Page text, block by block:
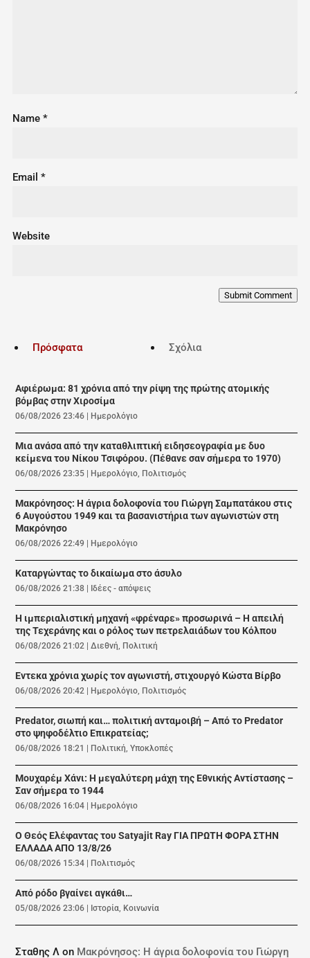
Name *
Email *
Website
Submit Comment
Πρόσφατα Σχόλια
Αφιέρωμα: 81 χρόνια από την ρίψη της πρώτης ατομικής
βόμβας στην Χιροσίμα
06/08/2026 23:46 Ημερολόγιο
Μια ανάσα από την καταθλιπτική ειδησεογραφία με δυο
κείμενα του Νίκου Τσιφόρου. (Πέθανε σαν σήμερα το 1970)
06/08/2026 23:35 Ημερολόγιο, Πολιτισμός
Μακρόνησος: Η άγρια δολοφονία του Γιώργη Σαμπατάκου στις
6 Αυγούστου 1949 και τα βασανιστήρια των αγωνιστών στη
Μακρόνησο
06/08/2026 22:49 Ημερολόγιο
Καταργώντας το δικαίωμα στο άσυλο
06/08/2026 21:38 Ιδέες - απόψεις
Η ιμπεριαλιστική μηχανή «φρέναρε» προσωρινά – Η απειλή
της Τεχεράνης και ο ρόλος των πετρελαιάδων του Κόλπου
06/08/2026 21:02 |Διεθνή, Πολιτική
Εντεκα χρόνια χωρίς τον αγωνιστή, στιχουργό Κώστα Βίρβο
06/08/2026 20:42 Ημερολόγιο, Πολιτισμός
Predator, σιωπή και… πολιτική ανταμοιβή – Από το Predator
στο ψηφοδέλτιο Επικρατείας;
06/08/2026 18:21 Πολιτική,Υποκλοπές
Μουχαρέμ Χάνι: Η μεγαλύτερη μάχη της Εθνικής Αντίστασης –
Σαν σήμερα το 1944
06/08/2026 16:04 Ημερολόγιο
Ο Θεός Ελέφαντας του Satyajit Ray ΓΙΑ ΠΡΩΤΗ ΦΟΡΑ ΣΤΗΝ
ΕΛΛΑΔΑ ΑΠΟ 13/8/26
06/08/2026 15:34 Πολιτισμός
Από ρόδο βγαίνει αγκάθι…
05/08/2026 23:06 Ιστορία, Κοινωνία
Σταθης Λ on Μακρόνησος: Η άγρια δολοφονία του Γιώργη